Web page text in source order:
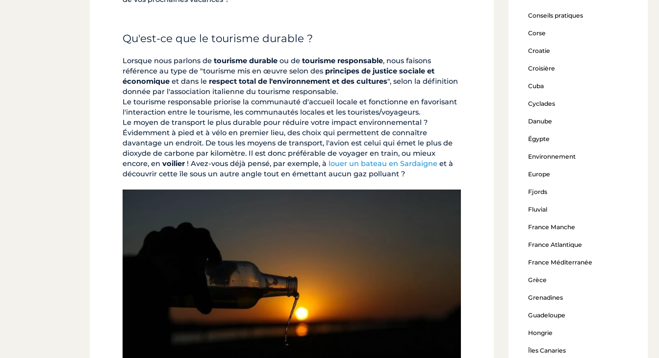
Qu'est-ce que le tourisme durable ?
Lorsque nous parlons de tourisme durable ou de tourisme responsable, nous faisons
référence au type de "tourisme mis en œuvre selon des principes de justice sociale et
économique et dans le respect total de l'environnement et des cultures", selon la définition
donnée par l'association italienne du tourisme responsable.
Le tourisme responsable priorise la communauté d'accueil locale et fonctionne en favorisant
l'interaction entre le tourisme, les communautés locales et les touristes/voyageurs.
Le moyen de transport le plus durable pour réduire votre impact environnemental ?
Évidemment à pied et à vélo en premier lieu, des choix qui permettent de connaître
davantage un endroit. De tous les moyens de transport, l'avion est celui qui émet le plus de
dioxyde de carbone par kilomètre. Il est donc préférable de voyager en train, ou mieux
encore, en voilier ! Avez-vous déjà pensé, par exemple, à louer un bateau en Sardaigne et à
découvrir cette île sous un autre angle tout en émettant aucun gaz polluant ?
Conseils pratiques
Corse
Croatie
Croisière
Cuba
Cyclades
Danube
Égypte
Environnement
Europe
Fjords
Fluvial
France Manche
France Atlantique
France Méditerranée
Grèce
Grenadines
Guadeloupe
Hongrie
Îles Canaries